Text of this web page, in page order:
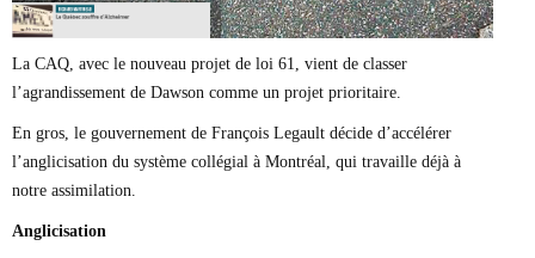
La CAQ, avec le nouveau projet de loi 61, vient de classer
l’agrandissement de Dawson comme un projet prioritaire.
En gros, le gouvernement de François Legault décide d’accélérer
l’anglicisation du système collégial à Montréal, qui travaille déjà à
notre assimilation.
Anglicisation